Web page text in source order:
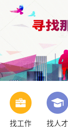
找工作 找人才